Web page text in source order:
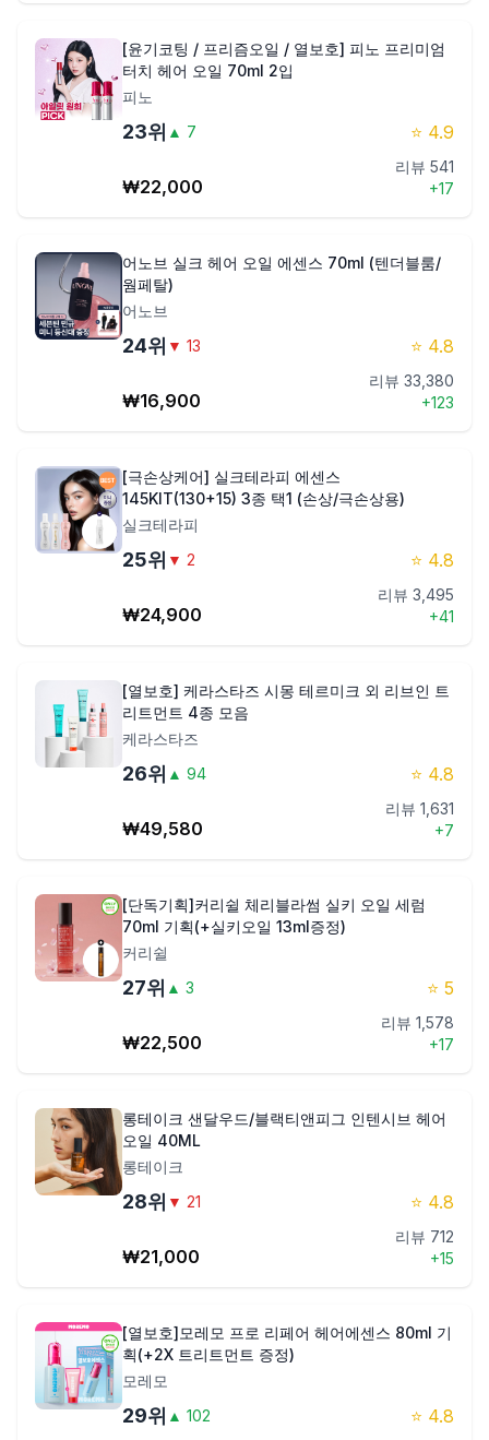
[윤기코팅 / 프리즘오일 / 열보호] 피노 프리미엄
터치 헤어 오일 70ml 2입
피노
23위 ▲ 7 ⭐ 4.9
₩22,000
리뷰 541
+17
어노브 실크 헤어 오일 에센스 70ml (텐더블룸/
웜페탈)
어노브
24위 ▼ 13 ⭐ 4.8
₩16,900
리뷰 33,380
+123
[극손상케어] 실크테라피 에센스
145KIT(130+15) 3종 택1 (손상/극손상용)
실크테라피
25위 ▼ 2 ⭐ 4.8
₩24,900
리뷰 3,495
+41
[열보호] 케라스타즈 시몽 테르미크 외 리브인 트
리트먼트 4종 모음
케라스타즈
26위 ▲ 94 ⭐ 4.8
₩49,580
리뷰 1,631
+7
[단독기획]커리쉴 체리블라썸 실키 오일 세럼
70ml 기획(+실키오일 13ml증정)
커리쉴
27위 ▲ 3 ⭐ 5
₩22,500
리뷰 1,578
+17
롱테이크 샌달우드/블랙티앤피그 인텐시브 헤어
오일 40ML
롱테이크
28위 ▼ 21 ⭐ 4.8
₩21,000
리뷰 712
+15
[열보호]모레모 프로 리페어 헤어에센스 80ml 기
획(+2X 트리트먼트 증정)
모레모
29위 ▲ 102 ⭐ 4.8